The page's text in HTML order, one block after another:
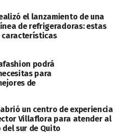
el lanzamiento de una
de refrigeradoras: estas
características
podrá
para
de
un centro de experiencia
Villaflora para atender al
del sur de Quito